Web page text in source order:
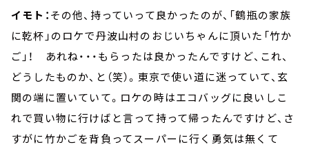
イモト：その他、持っていって良かったのが、「鶴瓶の家族
に乾杯」のロケで丹波山村のおじいちゃんに頂いた「竹か
ご」！ あれね・・・もらったは良かったんですけど、これ、
どうしたものか、と（笑）。東京で使い道に迷っていて、玄
関の端に置いていて。ロケの時はエコバッグに良いしこ
れで買い物に行けばと言って持って帰ったんですけど、さ
すがに竹かごを背負ってスーパーに行く勇気は無くて